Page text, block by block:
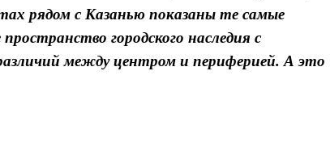
рядом с Казанью показаны те самые
городского наследия с
между центром и периферией. А это